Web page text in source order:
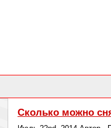
Сколько можно